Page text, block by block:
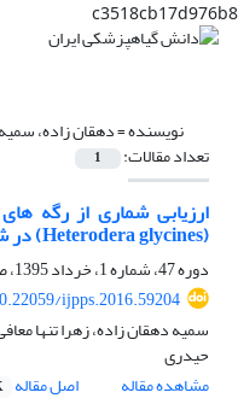
c3518cb17d976b8
نویسنده =دهقان زاده، سمیه
تعداد مقالات: 1
ارزیابی شماری از رگه
(Heterodera glycines) در شرایط کنترل شده و کشتزار
دوره 47، شماره 1، خرداد 1395، صفحه
ijpps.2016.59204
سمیه دهقان زاده، زهرا تنها
حیدری
مشاهده مقاله
اصل مقاله